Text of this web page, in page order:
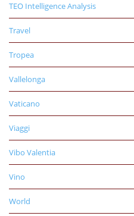
TEO Intelligence Analysis
Travel
Tropea
Vallelonga
Vaticano
Viaggi
Vibo Valentia
Vino
World